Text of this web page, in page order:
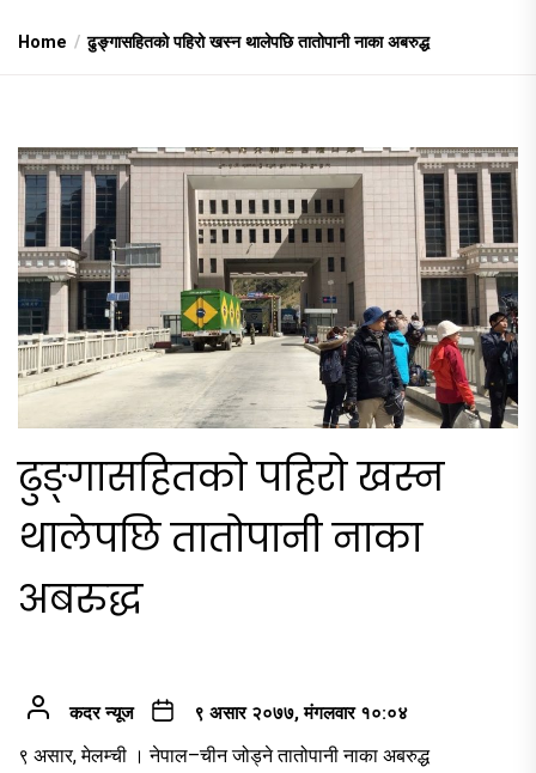
Home ढुङ्गासहितको पहिरो खस्न थालेपछि तातोपानी नाका अबरुद्ध
ढुङ्गासहितको पहिरो खस्न
थालेपछि तातोपानी नाका
अबरुद्ध
कदर न्यूज ९ असार २०७७, मंगलवार १०:०४
९ असार, मेलम्ची । नेपाल–चीन जोड्ने तातोपानी नाका अबरुद्ध